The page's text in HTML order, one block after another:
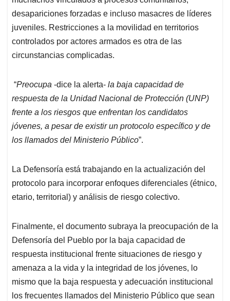
desapariciones forzadas e incluso masacres de líderes
juveniles. Restricciones a la movilidad en territorios
controlados por actores armados es otra de las
circunstancias complicadas.
“Preocupa -dice la alerta- la baja capacidad de
respuesta de la Unidad Nacional de Protección (UNP)
frente a los riesgos que enfrentan los candidatos
jóvenes, a pesar de existir un protocolo específico y de
los llamados del Ministerio Público”.
La Defensoría está trabajando en la actualización del
protocolo para incorporar enfoques diferenciales (étnico,
etario, territorial) y análisis de riesgo colectivo.
Finalmente, el documento subraya la preocupación de la
Defensoría del Pueblo por la baja capacidad de
respuesta institucional frente situaciones de riesgo y
amenaza a la vida y la integridad de los jóvenes, lo
mismo que la baja respuesta y adecuación institucional
los frecuentes llamados del Ministerio Público que sean